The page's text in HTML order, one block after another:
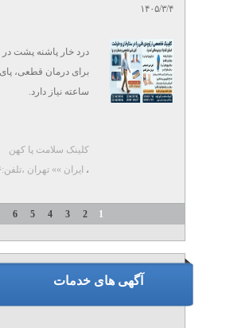
۱۴۰۵/۳/۴
درد خار پاشنه پشت در
ساعته نیاز دارد.
پکیج درمانی غیرجراحی
کلینک سلامت پا کهن
، ایران »» تهران ،تلفن:۰۲۱۴۶۲۹۱۷۴۶
1
2
3
4
5
6
آگهی های خدمات